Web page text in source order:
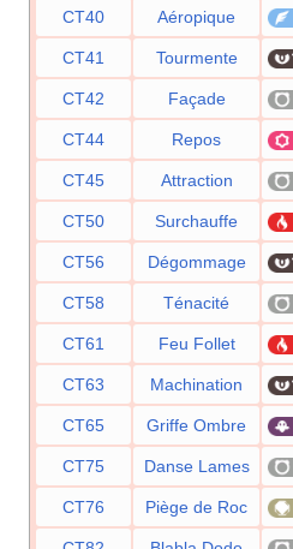
CT40 Aéropique
CT41 Tourmente
CT42 Façade
CT44 Repos
CT45 Attraction
CT50 Surchauffe
CT56 Dégommage
CT58 Ténacité
CT61 Feu Follet
CT63 Machination
CT65 Griffe Ombre
CT75 Danse Lames
CT76 Piège de Roc